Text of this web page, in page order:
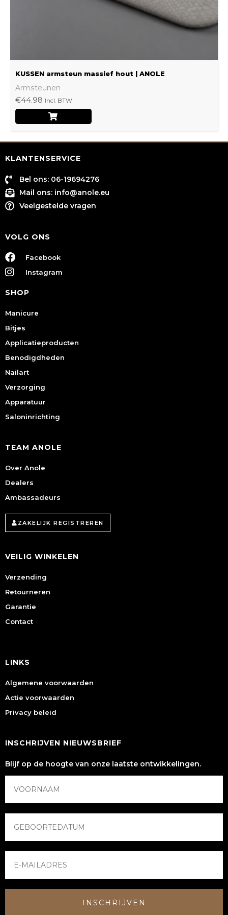
KUSSEN armsteun massief hout | ANOLE
Armsteunen
€44.98 Incl. BTW
KLANTENSERVICE
Bel ons: 06-19694276
Mail ons: info@anole.eu
Veelgestelde vragen
VOLG ONS
Facebook
Instagram
SHOP
Manicure
Bitjes
Applicatieproducten
Benodigdheden
Nailart
Verzorging
Apparatuur
Saloninrichting
TEAM ANOLE
Over Anole
Dealers
Ambassadeurs
ZAKELIJK REGISTREREN
VEILIG WINKELEN
Verzending
Retourneren
Garantie
Contact
LINKS
Algemene voorwaarden
Actie voorwaarden
Privacy beleid
INSCHRIJVEN NIEUWSBRIEF
Blijf op de hoogte van onze laatste ontwikkelingen.
INSCHRIJVEN